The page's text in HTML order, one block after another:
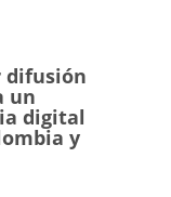
difusión
un
digital
y